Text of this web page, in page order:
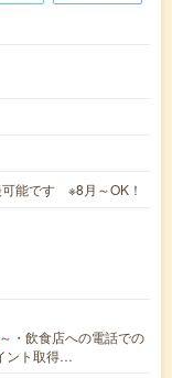
能です ※8月～OK！
～・飲食店への電話での
ント取得…